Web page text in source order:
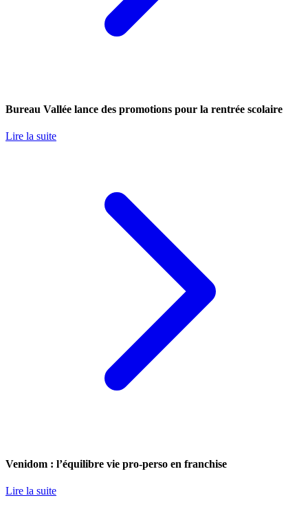
Bureau Vallée lance des promotions pour la rentrée scolaire
Lire la suite
Venidom : l’équilibre vie pro-perso en franchise
Lire la suite